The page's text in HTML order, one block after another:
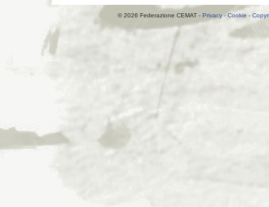
© 2026 Federazione CEMAT - Privacy-Cookie -